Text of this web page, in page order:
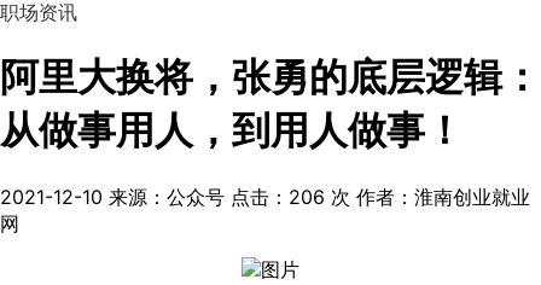
职场资讯
阿里大换将，张勇的底层逻辑：
从做事用人，到用人做事！
2021-12-10 来源：公众号 点击： 206 次 作者：淮南创业就业
网